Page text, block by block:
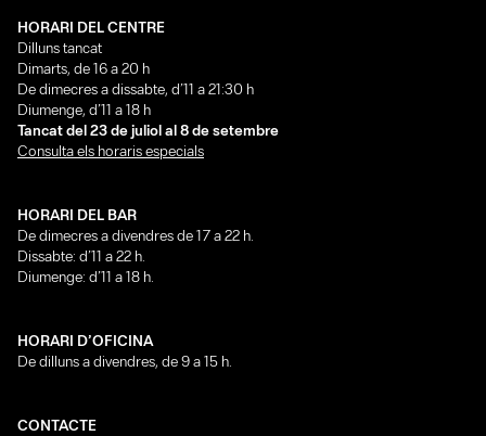
HORARI DEL CENTRE
Dilluns tancat
Dimarts, de 16 a 20 h
De dimecres a dissabte, d’11 a 21:30 h
Diumenge, d’11 a 18 h
Tancat del 23 de juliol al 8 de setembre
Consulta els horaris especials
HORARI DEL BAR
De dimecres a divendres de 17 a 22 h.
Dissabte: d’11 a 22 h.
Diumenge: d’11 a 18 h.
HORARI D’OFICINA
De dilluns a divendres, de 9 a 15 h.
CONTACTE